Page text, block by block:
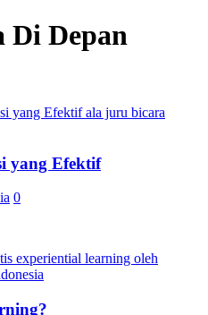
Di Depan
yang Efektif
0